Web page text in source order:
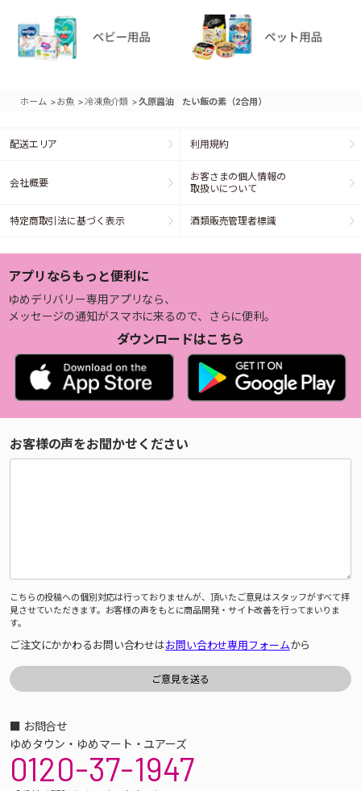
ホーム >お魚 > 冷凍魚介類 >久原醤油 たい飯の素（2合用）
配送エリア 利用規約
会社概要
お客さまの個人情報の
取扱いについて
特定商取引法に基づく表示 酒類販売管理者標識
アプリならもっと便利に
ゆめデリバリー専用アプリなら、
メッセージの通知がスマホに来るので、さらに便利。
ダウンロードはこちら
お客様の声をお聞かせください
こちらの投稿への個別対応は行っておりませんが、頂いたご意見はスタッフがすべて拝
見させていただきます。お客様の声をもとに商品開発・サイト改善を行ってまいりま
す。
ご注文にかかわるお問い合わせはお問い合わせ専用フォームから
■ お問合せ
ゆめタウン・ゆめマート・ユアーズ
0120-37-1947